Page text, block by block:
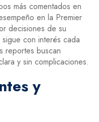
más comentados en
en la Premier
decisiones de su
con interés cada
reportes buscan
y sin complicaciones.
y